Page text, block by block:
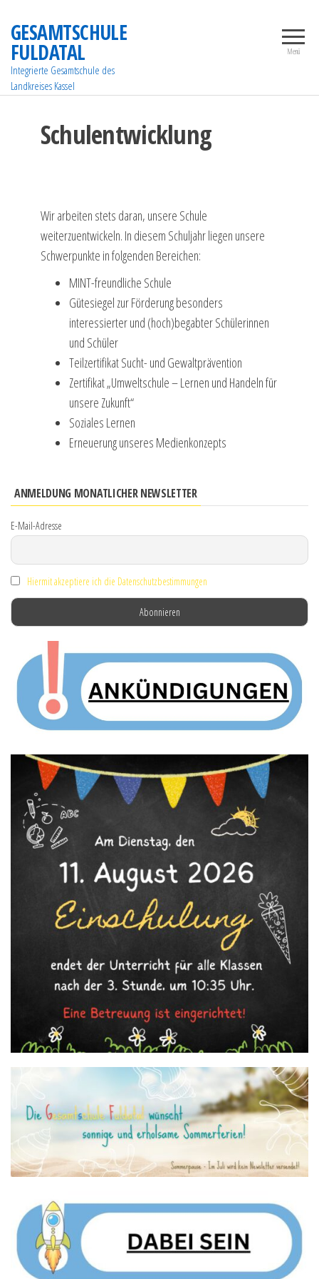
Inhalt
springen
GESAMTSCHULE
FULDATAL
Integrierte Gesamtschule des
Landkreises Kassel
Menü
Schulentwicklung
Wir arbeiten stets daran, unsere Schule
weiterzuentwickeln. In diesem Schuljahr liegen unsere
Schwerpunkte in folgenden Bereichen:
MINT-freundliche Schule
Gütesiegel zur Förderung besonders
interessierter und (hoch)begabter Schülerinnen
und Schüler
Teilzertifikat Sucht- und Gewaltprävention
Zertifikat „Umweltschule – Lernen und Handeln für
unsere Zukunft“
Soziales Lernen
Erneuerung unseres Medienkonzepts
ANMELDUNG MONATLICHER NEWSLETTER
E-Mail-Adresse
Hiermit akzeptiere ich die Datenschutzbestimmungen